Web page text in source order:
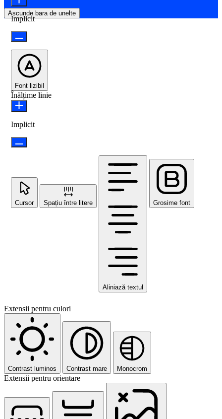
Ascunde bara de unelte
Implicit
Font lizibil
Înălțime linie
Implicit
Cursor Spațiu între litere
Aliniază textul
Grosime font
Extensii pentru culori
Contrast luminos Contrast mare Monocrom
Extensii pentru orientare